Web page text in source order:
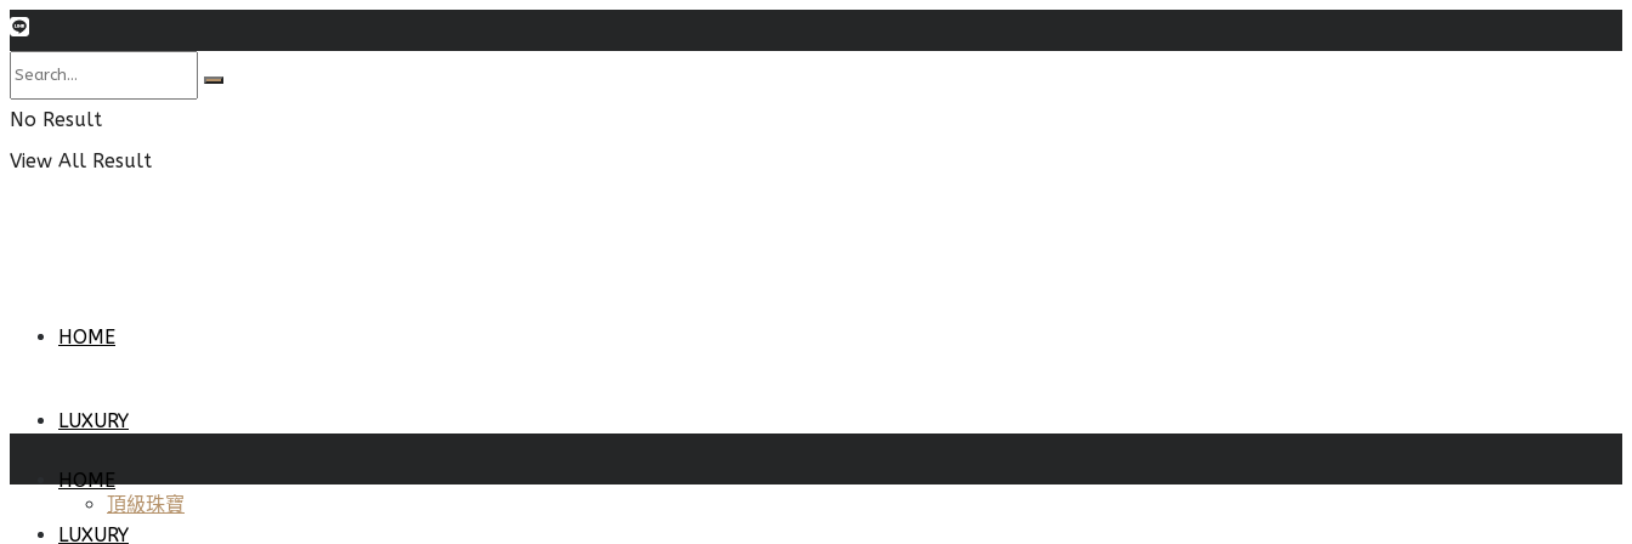
No Result
View All Result
HOME
LUXURY
頂級珠寶
HOME
LUXURY